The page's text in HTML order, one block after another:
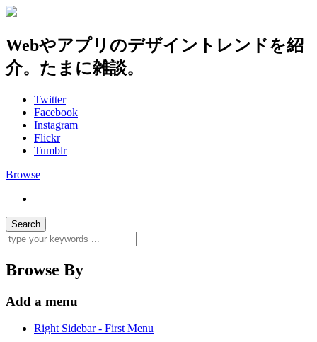
Webやアプリのデザイントレンドを紹
介。たまに雑談。
Twitter
Facebook
Instagram
Flickr
Tumblr
Browse
Browse By
Add a menu
Right Sidebar - First Menu